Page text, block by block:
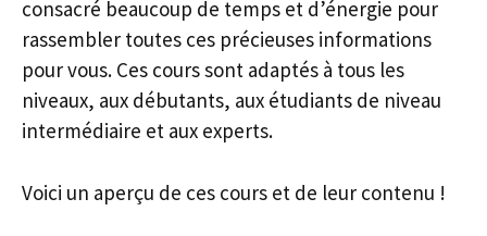
consacré beaucoup de temps et d’énergie pour
rassembler toutes ces précieuses informations
pour vous. Ces cours sont adaptés à tous les
niveaux, aux débutants, aux étudiants de niveau
intermédiaire et aux experts.
Voici un aperçu de ces cours et de leur contenu !